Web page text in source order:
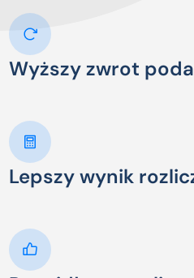
Wyższy zwrot
Lepszy wynik